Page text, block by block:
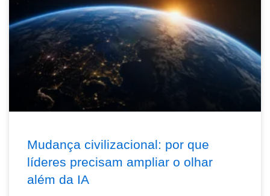
Mudança civilizacional: por que
líderes precisam ampliar o olhar
além da IA